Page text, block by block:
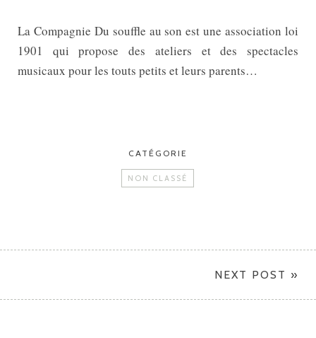
La Compagnie Du souffle au son est une association loi
1901 qui propose des ateliers et des spectacles
musicaux pour les touts petits et leurs parents…
CATÉGORIE
NON CLASSÉ
NEXT POST »